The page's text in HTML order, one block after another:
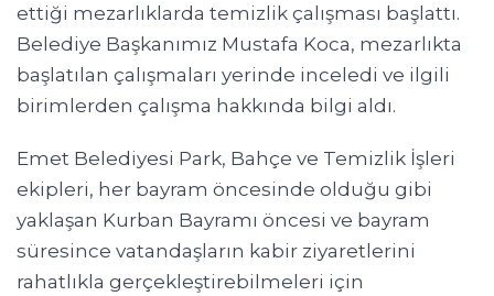
ettiği mezarlıklarda temizlik çalışması başlattı.
Belediye Başkanımız Mustafa Koca, mezarlıkta
başlatılan çalışmaları yerinde inceledi ve ilgili
birimlerden çalışma hakkında bilgi aldı.
Emet Belediyesi Park, Bahçe ve Temizlik İşleri
ekipleri, her bayram öncesinde olduğu gibi
yaklaşan Kurban Bayramı öncesi ve bayram
süresince vatandaşların kabir ziyaretlerini
rahatlıkla gerçekleştirebilmeleri için